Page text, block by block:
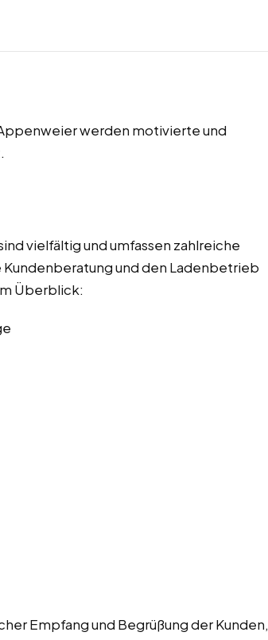
werden motivierte und
vielfältig und umfassen zahlreiche
Kundenberatung und den Ladenbetrieb
Überblick:
Empfang und Begrüßung der Kunden,